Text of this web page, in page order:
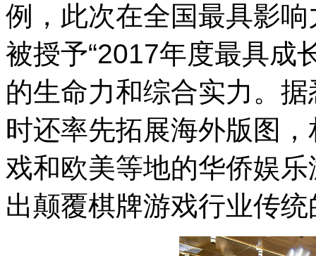
例，此次在全国最具影
被授予“2017年度最具成
的生命力和综合实力。
时还率先拓展海外版图
戏和欧美等地的华侨娱
出颠覆棋牌游戏行业传